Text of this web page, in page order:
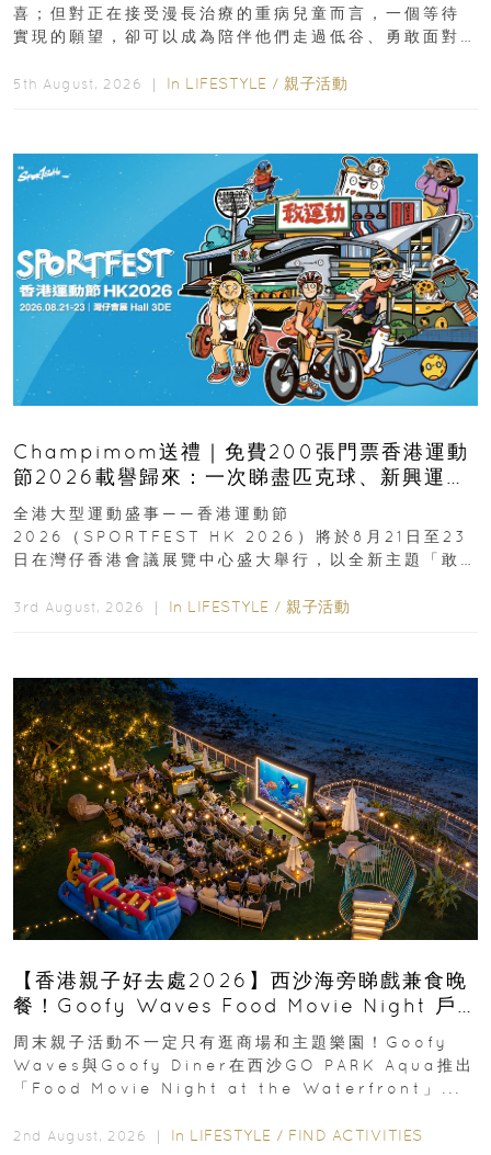
喜；但對正在接受漫長治療的重病兒童而言，一個等待
實現的願望，卻可以成為陪伴他們走過低谷、勇敢面對
5th August, 2026 ｜ In LIFESTYLE / 親子活動
Champimom送禮｜免費200張門票香港運動
節2026載譽歸來：一次睇盡匹克球、新興運
動、街舞比賽＋逾百運動品牌展覽
全港大型運動盛事——香港運動節
2026（SPORTFEST HK 2026）將於8月21日至23
日在灣仔香港會議展覽中心盛大舉行，以全新主題「敢
3rd August, 2026 ｜ In LIFESTYLE / 親子活動
【香港親子好去處2026】西沙海旁睇戲兼食晚
餐！Goofy Waves Food Movie Night 戶
外影院逢週末登場
周末親子活動不一定只有逛商場和主題樂園！Goofy
Waves與Goofy Diner在西沙GO PARK Aqua推出
「Food Movie Night at the Waterfront」...
2nd August, 2026 ｜ In LIFESTYLE / FIND ACTIVITIES